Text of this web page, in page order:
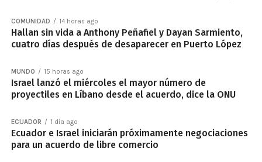
COMUNIDAD 14 horas ago
Hallan sin vida a Anthony Peñafiel y Dayan Sarmiento,
cuatro días después de desaparecer en Puerto López
MUNDO 15 horas ago
Israel lanzó el miércoles el mayor número de
proyectiles en Líbano desde el acuerdo, dice la ONU
ECUADOR 1 día ago
Ecuador e Israel iniciarán próximamente negociaciones
para un acuerdo de libre comercio